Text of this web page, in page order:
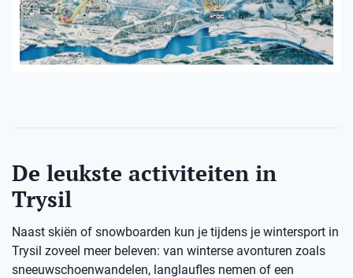
De leukste activiteiten in
Trysil
Naast skiën of snowboarden kun je tijdens je wintersport in
Trysil zoveel meer beleven: van winterse avonturen zoals
sneeuwschoenwandelen, langlaufles nemen of een